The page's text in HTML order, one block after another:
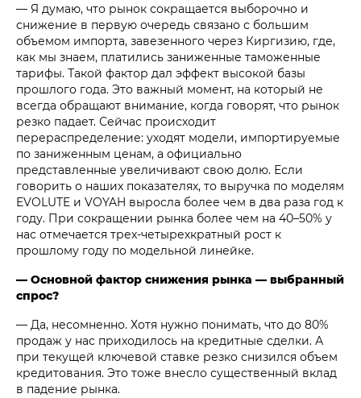
— Я думаю, что рынок сокращается выборочно и
снижение в первую очередь связано с большим
объемом импорта, завезенного через Киргизию, где,
как мы знаем, платились заниженные таможенные
тарифы. Такой фактор дал эффект высокой базы
прошлого года. Это важный момент, на который не
всегда обращают внимание, когда говорят, что рынок
резко падает. Сейчас происходит
перераспределение: уходят модели, импортируемые
по заниженным ценам, а официально
представленные увеличивают свою долю. Если
говорить о наших показателях, то выручка по моделям
EVOLUTE и VOYAH выросла более чем в два раза год к
году. При сокращении рынка более чем на 40–50% у
нас отмечается трех-четырехкратный рост к
прошлому году по модельной линейке.
— Основной фактор снижения рынка — выбранный
спрос?
— Да, несомненно. Хотя нужно понимать, что до 80%
продаж у нас приходилось на кредитные сделки. А
при текущей ключевой ставке резко снизился объем
кредитования. Это тоже внесло существенный вклад
в падение рынка.